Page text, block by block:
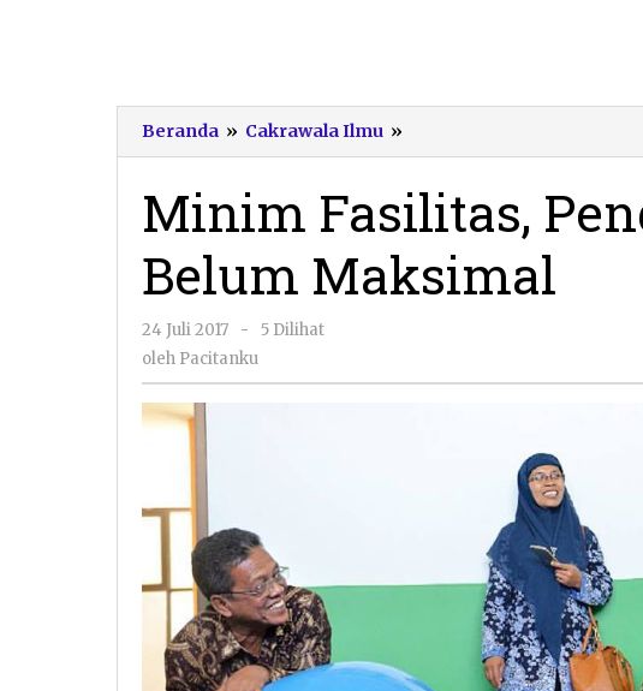
Beranda » Cakrawala Ilmu »
Fasilitas,
143
ABK
Belum
Maksimal
Minim Fasilitas,
Belum Maksimal
24 Juli 2017
oleh
Pacitanku
-
5 Dilihat
oleh Pacitanku